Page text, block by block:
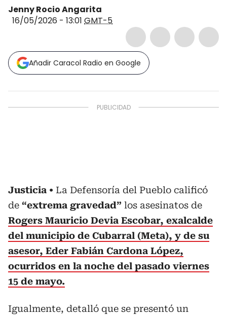
Jenny Rocio Angarita
16/05/2026 - 13:01 GMT-5
Añadir Caracol Radio en Google
Justicia
La Defensoría del Pueblo calificó
de “extrema gravedad” los asesinatos de
Rogers Mauricio Devia Escobar, exalcalde
del municipio de Cubarral (Meta), y de su
asesor, Eder Fabián Cardona López,
ocurridos en la noche del pasado viernes
15 de mayo.
Igualmente, detalló que se presentó un